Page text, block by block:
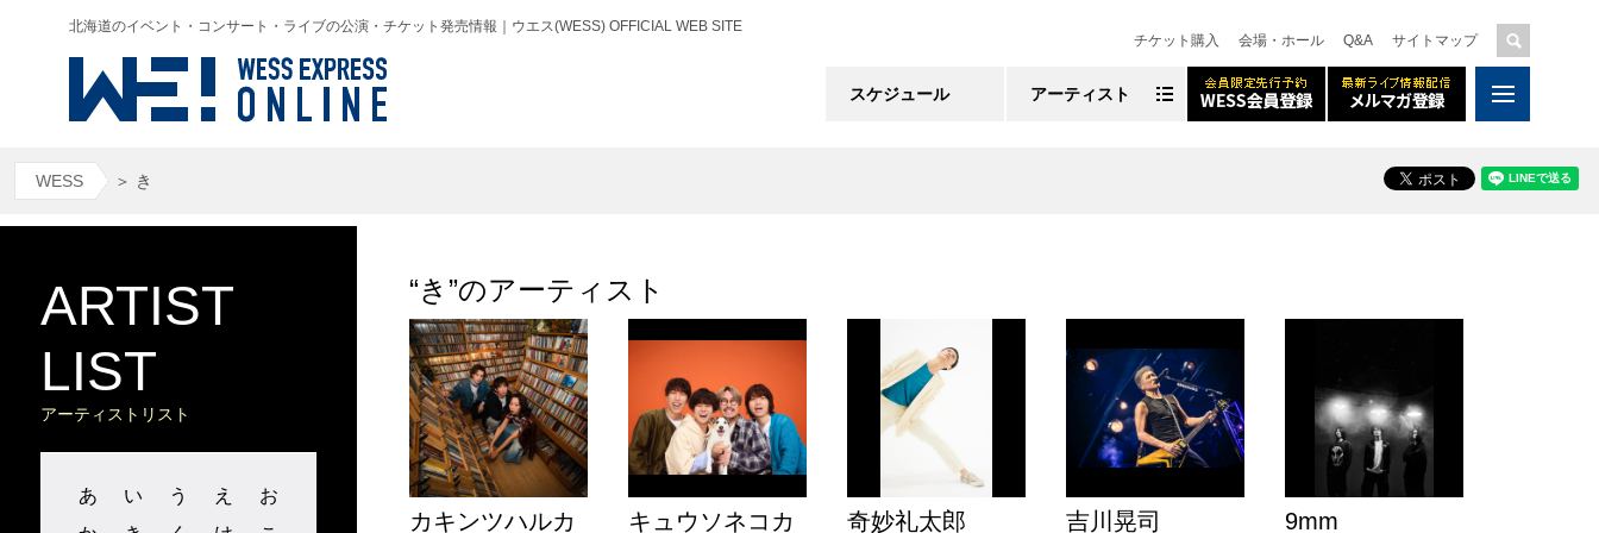
北海道のイベント・コンサート・ライブの公演・チケット発売情報｜ウエス(WESS) OFFICIAL WEB SITE
チケット購入
会場・ホール Q&A サイトマップ
スケジュール アーティスト
WESS ＞ き
ARTIST
LIST
アーティストリスト
あ い う え
お
“き”のアーティスト
カキンツハルカ キュウソネコカ 奇妙礼太郎 吉川晃司 9mm